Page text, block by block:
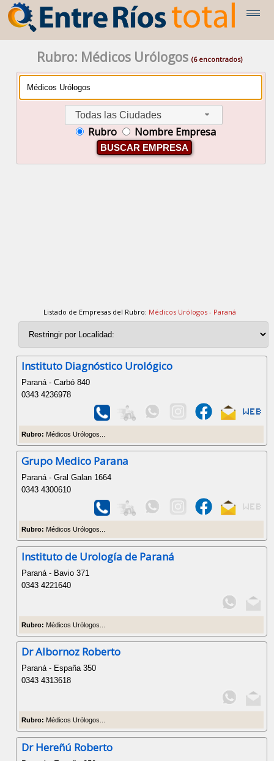
Rubro: Médicos Urólogos(6 encontrados)
Todas las Ciudades
Rubro Nombre Empresa
BUSCAR EMPRESA
Listado de Empresas del Rubro: Médicos Urólogos - Paraná
Instituto Diagnóstico Urológico
Paraná - Carbó 840
0343 4236978
Rubro: Médicos Urólogos...
Grupo Medico Parana
Paraná - Gral Galan 1664
0343 4300610
Rubro: Médicos Urólogos...
Instituto de Urología de Paraná
Paraná - Bavio 371
0343 4221640
Rubro: Médicos Urólogos...
Dr Albornoz Roberto
Paraná - España 350
0343 4313618
Rubro: Médicos Urólogos...
Dr Hereñú Roberto